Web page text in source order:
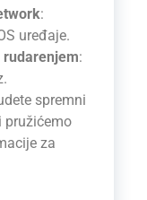
:
uređaje.
rudarenjem:
spremni
pružićemo
za